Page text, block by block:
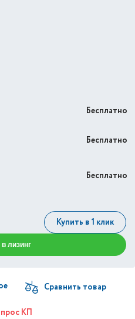
Бесплатно
Бесплатно
Бесплатно
Купить в 1 клик
в лизинг
КП